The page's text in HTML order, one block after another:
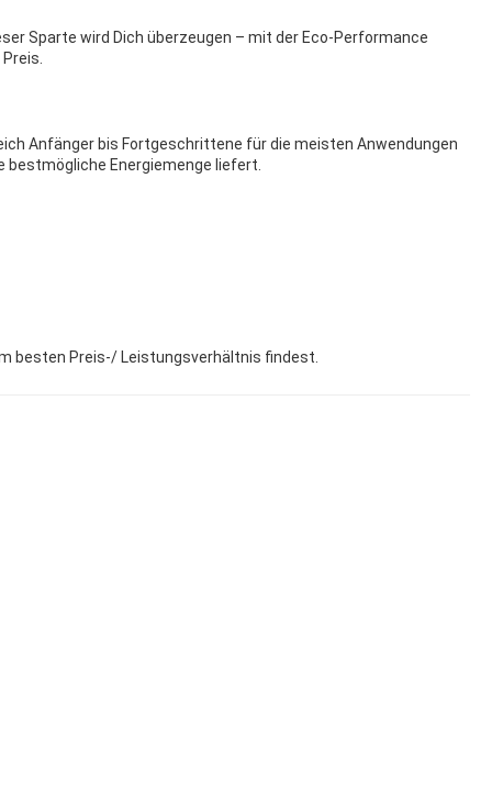
Sparte wird Dich überzeugen – mit der Eco-Performance
Anfänger bis Fortgeschrittene für die meisten Anwendungen
bestmögliche Energiemenge liefert.
besten Preis-/ Leistungsverhältnis findest.